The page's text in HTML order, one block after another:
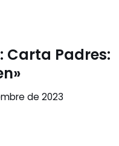
Carta Padres:
de 2023